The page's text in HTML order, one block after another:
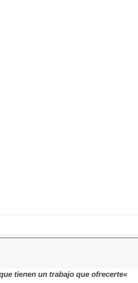
tienen un trabajo que ofrecerte«